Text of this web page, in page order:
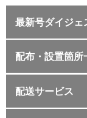
最新号ダイジェ
配布・設置箇所
配送サービス